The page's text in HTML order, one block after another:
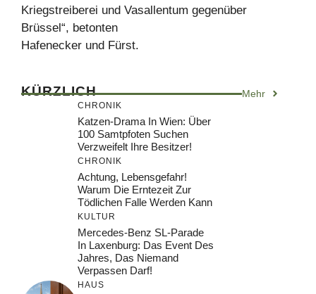
Kriegstreiberei und Vasallentum gegenüber
Brüssel“, betonten
Hafenecker und Fürst.
KÜRZLICH Mehr
CHRONIK
Katzen-Drama In Wien: Über
100 Samtpfoten Suchen
Verzweifelt Ihre Besitzer!
CHRONIK
Achtung, Lebensgefahr!
Warum Die Erntezeit Zur
Tödlichen Falle Werden Kann
KULTUR
Mercedes-Benz SL-Parade
In Laxenburg: Das Event Des
Jahres, Das Niemand
Verpassen Darf!
HAUS